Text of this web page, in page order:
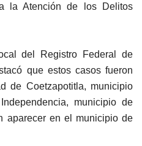
la Atención de los Delitos
del Registro Federal de
que estos casos fueron
de Coetzapotitla, municipio
municipio de
aparecer en el municipio de